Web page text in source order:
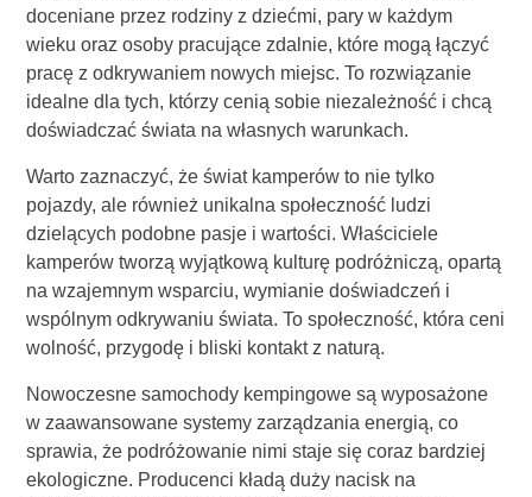
doceniane przez rodziny z dziećmi, pary w każdym
wieku oraz osoby pracujące zdalnie, które mogą łączyć
pracę z odkrywaniem nowych miejsc. To rozwiązanie
idealne dla tych, którzy cenią sobie niezależność i chcą
doświadczać świata na własnych warunkach.
Warto zaznaczyć, że świat kamperów to nie tylko
pojazdy, ale również unikalna społeczność ludzi
dzielących podobne pasje i wartości. Właściciele
kamperów tworzą wyjątkową kulturę podróżniczą, opartą
na wzajemnym wsparciu, wymianie doświadczeń i
wspólnym odkrywaniu świata. To społeczność, która ceni
wolność, przygodę i bliski kontakt z naturą.
Nowoczesne samochody kempingowe są wyposażone
w zaawansowane systemy zarządzania energią, co
sprawia, że podróżowanie nimi staje się coraz bardziej
ekologiczne. Producenci kładą duży nacisk na